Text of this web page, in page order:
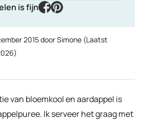
is fijn
facebook
pinterest
2015doorSimone (Laatst
)
van bloemkool en aardappel is
Ik serveer het graag met